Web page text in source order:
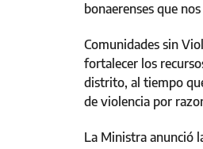
bonaerenses que
Comunidades sin
fortalecer los
distrito, al tiempo
de violencia por
La Ministra anunció